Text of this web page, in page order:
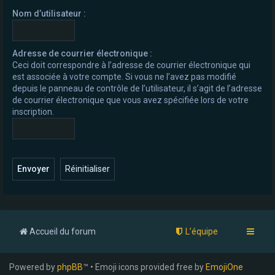
Nom d’utilisateur :
Adresse de courrier électronique :
Ceci doit correspondre à l’adresse de courrier électronique qui
est associée à votre compte. Si vous ne l’avez pas modifié
depuis le panneau de contrôle de l’utilisateur, il s’agit de l’adresse
de courrier électronique que vous avez spécifiée lors de votre
inscription.
Accueil du forum L’équipe
Powered byphpBB™ • Emoji icons provided free by EmojiOne